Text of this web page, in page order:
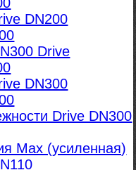
DN200
Drive
DN300
Drive DN300
Max (усиленная)